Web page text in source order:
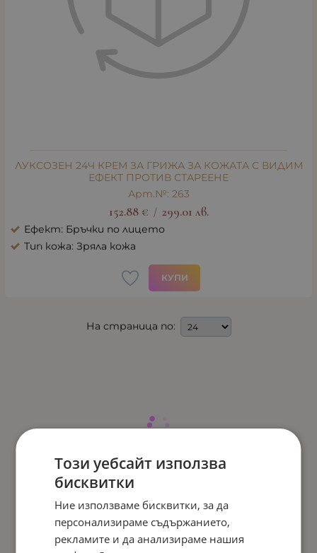
ЛУКСОЗЕН 24Ч КРЕМ ЗА ГРИЖА ЗА КОЖАТА С ВИДИМ
ЕФЕКТ ПРОТИВ СТАРЕЕНЕ
Арт.№: 263
152.88 € / 299.01 лв.
Ефект: Бръчки по лицето
Тип кожа: Зряла кожа
КУПИ
На страница по:
Този уебсайт използва
бисквитки
Ние използваме бисквитки, за да
персонализираме съдържанието,
рекламите и да анализираме нашия